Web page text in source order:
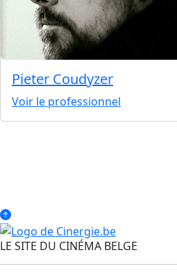
Pieter Coudyzer
Voir le professionnel
LE SITE DU CINÉMA BELGE